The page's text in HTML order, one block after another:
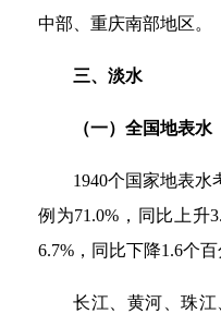
中部、重庆南部地区。
三、淡水
（一）全国地表水
1940个国家地表水
例为71.0%，同比上升
6.7%，同比下降1.6个百
长江、黄河、珠